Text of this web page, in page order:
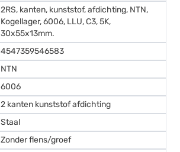
2RS, kanten, kunststof, afdichting, NTN,
Kogellager, 6006, LLU, C3, 5K,
30x55x13mm.
4547359546583
NTN
6006
2 kanten kunststof afdichting
Staal
Zonder flens/groef